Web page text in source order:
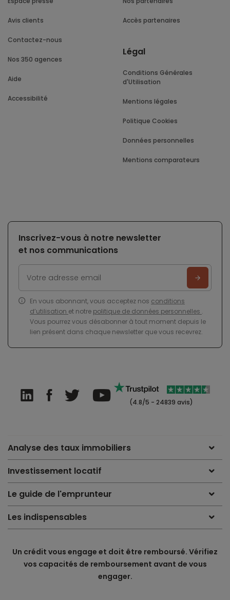
Avis clients
Contactez-nous
Nos 350 agences
Aide
Accessibilité
Accès partenaires
Légal
Conditions Générales
d'Utilisation
Mentions légales
Politique Cookies
Données personnelles
Mentions comparateurs
Inscrivez-vous à notre newsletter
et nos communications
En vous abonnant, vous acceptez nos conditions
d’utilisation et notre politique de données personnelles .
Vous pourrez vous désabonner à tout moment depuis le
lien présent dans chaque newsletter que vous recevrez.
(4.8/5 - 24839 avis)
Analyse des taux immobiliers
Investissement locatif
Le guide de l'emprunteur
Les indispensables
Un crédit vous engage et doit être remboursé. Vérifiez
vos capacités de remboursement avant de vous
engager.